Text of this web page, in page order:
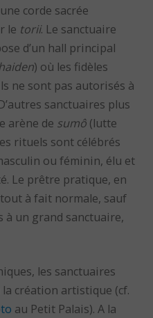
corde sacrée
le torii. Le sanctuaire
d’un hall principal
) où les fidèles
ne sont pas autorisés à
sanctuaires plus
arène de sumô (lutte
rituels sont célébrés
ou féminin, élu et
Le prêtre pratique, en
à fait normale, sauf
à un grand sanctuaire,
les sanctuaires
création artistique (cf.
au Petit Palais). A la